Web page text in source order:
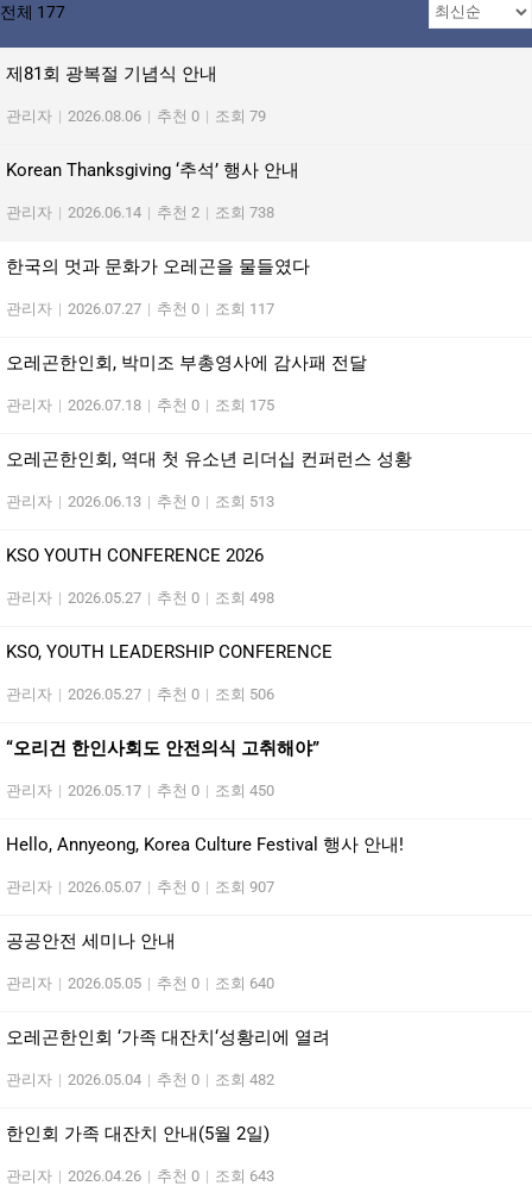
전체 177
제81회 광복절 기념식 안내
관리자 | 2026.08.06 | 추천 0 | 조회 79
Korean Thanksgiving ‘추석’ 행사 안내
관리자 | 2026.06.14 | 추천 2 | 조회 738
한국의 멋과 문화가 오레곤을 물들였다
관리자 | 2026.07.27 | 추천 0 | 조회 117
오레곤한인회, 박미조 부총영사에 감사패 전달
관리자 | 2026.07.18 | 추천 0 | 조회 175
오레곤한인회, 역대 첫 유소년 리더십 컨퍼런스 성황
관리자 | 2026.06.13 | 추천 0 | 조회 513
KSO YOUTH CONFERENCE 2026
관리자 | 2026.05.27 | 추천 0 | 조회 498
KSO, YOUTH LEADERSHIP CONFERENCE
관리자 | 2026.05.27 | 추천 0 | 조회 506
“오리건 한인사회도 안전의식 고취해야”
관리자 | 2026.05.17 | 추천 0 | 조회 450
Hello, Annyeong, Korea Culture Festival 행사 안내!
관리자 | 2026.05.07 | 추천 0 | 조회 907
공공안전 세미나 안내
관리자 | 2026.05.05 | 추천 0 | 조회 640
오레곤한인회 ‘가족 대잔치‘성황리에 열려
관리자 | 2026.05.04 | 추천 0 | 조회 482
한인회 가족 대잔치 안내(5월 2일)
관리자 | 2026.04.26 | 추천 0 | 조회 643